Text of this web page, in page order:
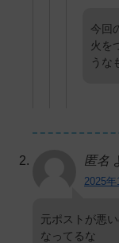
今回
火を
うな
匿名
2025
元ポストが悪
なってるな